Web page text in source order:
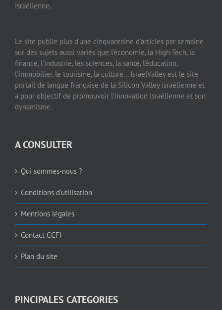
israélienne.
Le site publie plus d’une cinquantaine d’articles par semaine
sur des sujets aussi variés que l’économie, la High-Tech, la
finance, l’industrie, les sciences, la santé, l’éducation,
l’immobilier, le tourisme, la culture… IsraelValley est le site
portail de langue française de la Silicon Valley israélienne et
a pour objectif de promouvoir l’innovation israélienne et son
dynamisme.
A CONSULTER
Qui sommes-nous ?
Conditions d’utilisation
Mentions légales
Contact CCFI
Plan du site
PINCIPALES CATEGORIES